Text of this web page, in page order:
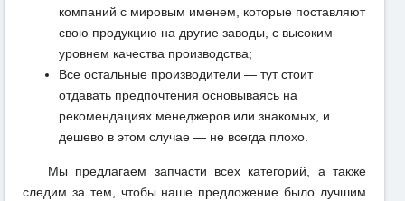
компаний с мировым именем, которые поставляют
свою продукцию на другие заводы, с высоким
уровнем качества производства;
Все остальные производители — тут стоит
отдавать предпочтения основываясь на
рекомендациях менеджеров или знакомых, и
дешево в этом случае — не всегда плохо.
Мы предлагаем запчасти всех категорий, а также
следим за тем, чтобы наше предложение было лучшим